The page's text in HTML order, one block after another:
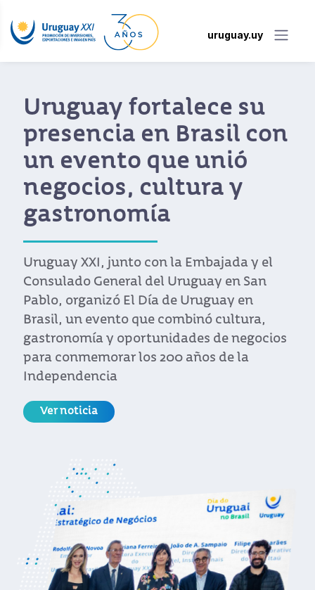
uruguay.uy
Uruguay fortalece su
presencia en Brasil con
un evento que unió
negocios, cultura y
gastronomía
Uruguay XXI, junto con la Embajada y el
Consulado General del Uruguay en San
Pablo, organizó El Día de Uruguay en
Brasil, un evento que combinó cultura,
gastronomía y oportunidades de negocios
para conmemorar los 200 años de la
Independencia
Ver noticia